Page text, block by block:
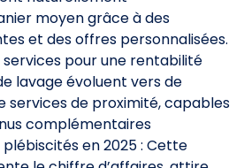
moyen grâce à des
et des offres personnalisées.
services pour une rentabilité
lavage évoluent vers de
services de proximité, capables
complémentaires
en 2025 : Cette